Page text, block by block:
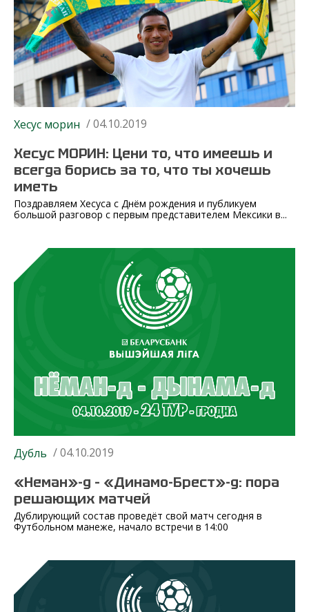
Хесус морин / 04.10.2019
Хесус МОРИН: Цени то, что имеешь и
всегда борись за то, что ты хочешь
иметь
Поздравляем Хесуса с Днём рождения и публикуем
большой разговор с первым представителем Мексики в...
Дубль / 04.10.2019
«Неман»-д – «Динамо-Брест»-д: пора
решающих матчей
Дублирующий состав проведёт свой матч сегодня в
Футбольном манеже, начало встречи в 14:00